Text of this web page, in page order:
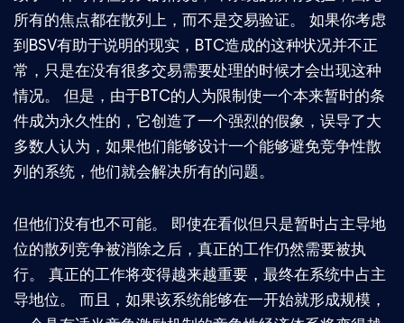
所有的焦点都在散列上，而不是交易验证。 如果你考虑
到BSV有助于说明的现实，BTC造成的这种状况并不正
常，只是在没有很多交易需要处理的时候才会出现这种
情况。 但是，由于BTC的人为限制使一个本来暂时的条
件成为永久性的，它创造了一个强烈的假象，误导了大
多数人认为，如果他们能够设计一个能够避免竞争性散
列的系统，他们就会解决所有的问题。
但他们没有也不可能。 即使在看似但只是暂时占主导地
位的散列竞争被消除之后，真正的工作仍然需要被执
行。 真正的工作将变得越来越重要，最终在系统中占主
导地位。 而且，如果该系统能够在一开始就形成规模，